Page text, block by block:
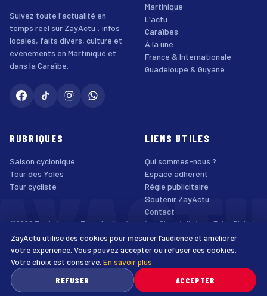
Suivez toute l'actualité en
temps réel sur ZayActu : infos
locales, faits divers, culture et
événements en Martinique et
dans la Caraïbe.
Martinique
L'actu
Caraïbes
À la une
France & Internationale
Guadeloupe & Guyane
RUBRIQUES
Saison cyclonique
Tour des Yoles
Tour cycliste
LIENS UTILES
Qui sommes-nous ?
Espace adhérent
Régie publicitaire
Soutenir ZayActu
Contact
©2026 ZayActu.org. Tous droits réservés. · Site réalisé par Enjoy Digital
Agency
Mentions légales
Confidentialité Cookies Accessibilité
ZayActu utilise des cookies pour mesurer l’audience et améliorer
votre expérience. Vous pouvez accepter ou refuser ces cookies.
Votre choix est conservé. En savoir plus
REFUSER
ACCEPTER